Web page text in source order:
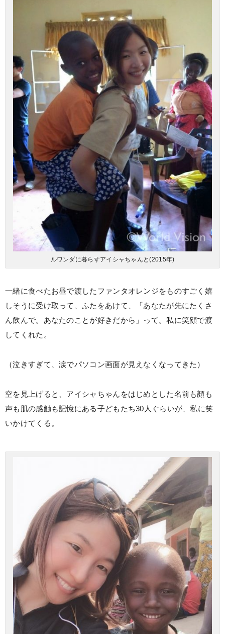
ルワンダに暮らすアイシャちゃんと(2015年)
一緒に食べたお昼で渡したファンタオレンジをものすごく嬉
しそうに受け取って、ふたをあけて、「あなたが先にたくさ
ん飲んで。あなたのことが好きだから」って。私に笑顔で渡
してくれた。
（泣きすぎて、涙でパソコン画面が見えなくなってきた）
空を見上げると、アイシャちゃんをはじめとした名前も顔も
声も肌の感触も記憶にある子どもたち30人ぐらいが、私に笑
いかけてくる。